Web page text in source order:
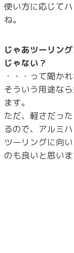
使い方に応じて
ね。
じゃあツーリン
じゃない？
・・・って聞か
そういう用途な
ます。
ただ、軽さだっ
るので、アルミ
ツーリングに向
のも良いと思いま